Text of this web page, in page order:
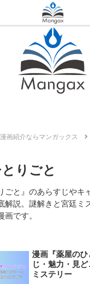
すすめ漫画紹介ならMangax（マ
りごと
ごと』のあらすじやキ
解説。謎解きと宮廷ミ
画です。
漫画『薬屋の
じ・魅力・見
ミステリー